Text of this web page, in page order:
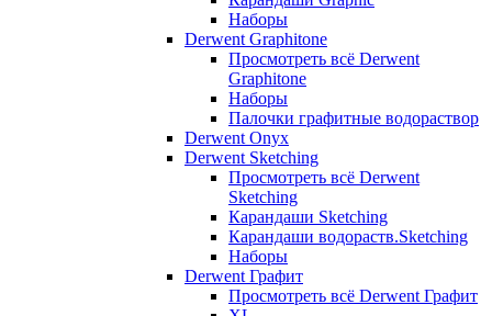
Наборы
Derwent Graphitone
Просмотреть всё Derwent
Graphitone
Наборы
Палочки графитные водораствор
Derwent Onyx
Derwent Sketching
Просмотреть всё Derwent
Sketching
Карандаши Sketching
Карандаши водораств.Sketching
Наборы
Derwent Графит
Просмотреть всё Derwent Графит